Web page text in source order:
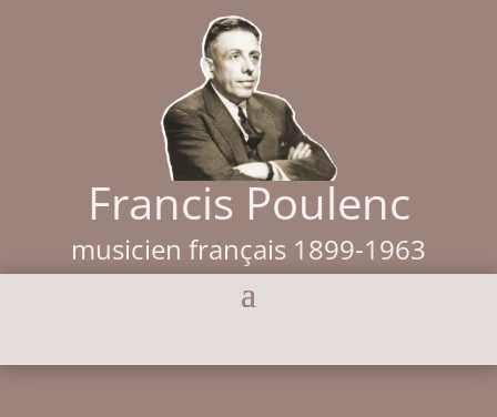
Francis Poulenc
musicien français 1899-1963